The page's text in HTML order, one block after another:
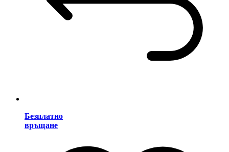
Безплатно
връщане